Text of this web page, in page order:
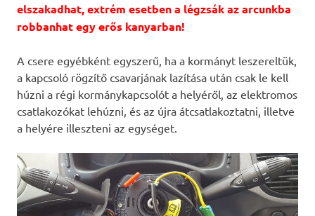
elszakadhat, extrém esetben a légzsák az arcunkba
robbanhat egy erős kanyarban!
A csere egyébként egyszerű, ha a kormányt leszereltük,
a kapcsoló rögzítő csavarjának lazítása után csak le kell
húzni a régi kormánykapcsolót a helyéről, az elektromos
csatlakozókat lehúzni, és az újra átcsatlakoztatni, illetve
a helyére illeszteni az egységet.